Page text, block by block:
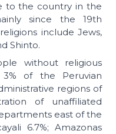
to the country in the
since the 19th
include Jews,
Shinto.
without religious
3% of the Peruvian
regions of
of unaffiliated
east of the
6.7%; Amazonas